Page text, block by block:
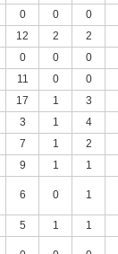
0 0 0
12 2 2
0 0 0
11 0 0
17 1 3
3 1 4
7 1 2
9 1 1
6 0 1
5 1 1